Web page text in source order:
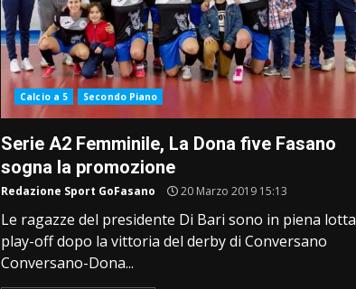
Calcio a 5 Secondo Piano
Serie A2 Femminile, La Dona five Fasano
sogna la promozione
Redazione Sport GoFasano 20 Marzo 2019 15:13
Le ragazze del presidente Di Bari sono in piena lotta
play-off dopo la vittoria del derby di Conversano
Conversano-Dona...